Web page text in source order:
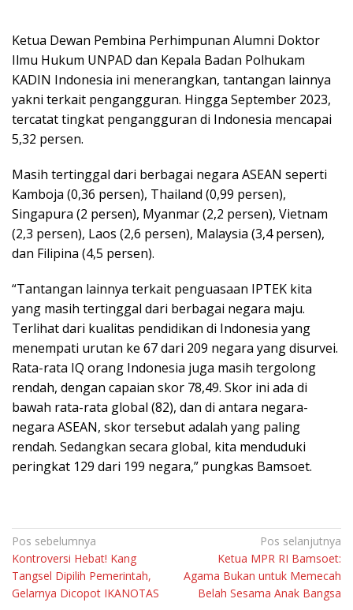
Ketua Dewan Pembina Perhimpunan Alumni Doktor
Ilmu Hukum UNPAD dan Kepala Badan Polhukam
KADIN Indonesia ini menerangkan, tantangan lainnya
yakni terkait pengangguran. Hingga September 2023,
tercatat tingkat pengangguran di Indonesia mencapai
5,32 persen.
Masih tertinggal dari berbagai negara ASEAN seperti
Kamboja (0,36 persen), Thailand (0,99 persen),
Singapura (2 persen), Myanmar (2,2 persen), Vietnam
(2,3 persen), Laos (2,6 persen), Malaysia (3,4 persen),
dan Filipina (4,5 persen).
“Tantangan lainnya terkait penguasaan IPTEK kita
yang masih tertinggal dari berbagai negara maju.
Terlihat dari kualitas pendidikan di Indonesia yang
menempati urutan ke 67 dari 209 negara yang disurvei.
Rata-rata IQ orang Indonesia juga masih tergolong
rendah, dengan capaian skor 78,49. Skor ini ada di
bawah rata-rata global (82), dan di antara negara-
negara ASEAN, skor tersebut adalah yang paling
rendah. Sedangkan secara global, kita menduduki
peringkat 129 dari 199 negara,” pungkas Bamsoet.
Navigasi
pos
Pos sebelumnya
Kontroversi Hebat! Kang
Tangsel Dipilih Pemerintah,
Gelarnya Dicopot IKANOTAS
Pos selanjutnya
Ketua MPR RI Bamsoet:
Agama Bukan untuk Memecah
Belah Sesama Anak Bangsa